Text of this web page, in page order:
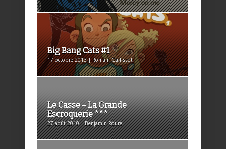
Big Bang Cats #1
17 octobre 2013 | Romain Gallissot
Le Casse – La Grande
Escroquerie ***
27 août 2010 | Benjamin Roure